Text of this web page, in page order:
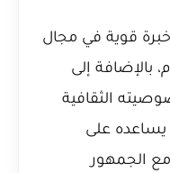
قوية في مجال
بالإضافة إلى
الثقافية
يساعده على
الجمهور